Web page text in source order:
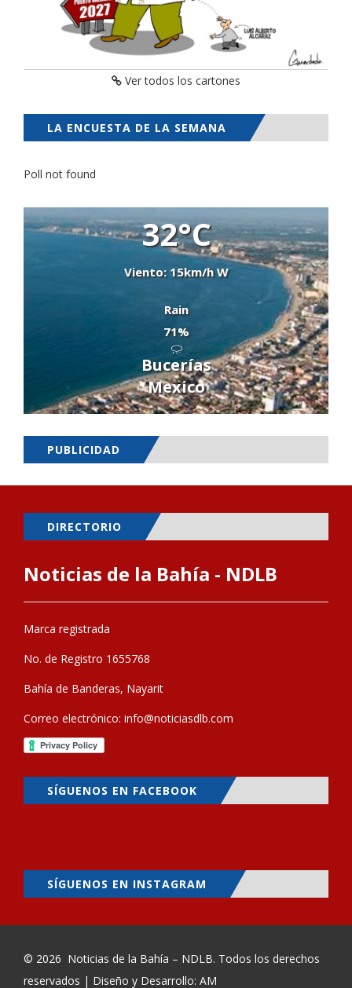
Ver todos los cartones
LA ENCUESTA DE LA SEMANA
Poll not found
32°C
Viento: 15km/h W
Rain
71%
Bucerías
Mexico
PUBLICIDAD
DIRECTORIO
Noticias de la Bahía - NDLB
Marca registrada
No. de Registro 1655768
Bahía de Banderas, Nayarit
Correo electrónico: info@noticiasdlb.com
SÍGUENOS EN FACEBOOK
SÍGUENOS EN INSTAGRAM
© 2026 Noticias de la Bahía – NDLB. Todos los derechos
reservados | Diseño y Desarrollo: AM